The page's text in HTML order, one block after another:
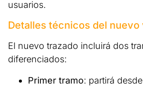
usuarios.
Detalles técnicos del nuevo
El nuevo trazado incluirá dos
diferenciados:
Primer tramo: partirá